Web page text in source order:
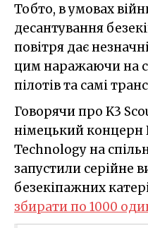
Тобто, в умовах
десантування
повітря дає
цим наражаючи на
пілотів та самі
Говорячи про K3
німецький концерн
Technology на
запустили серійне
безекіпажних
збирати по 1000